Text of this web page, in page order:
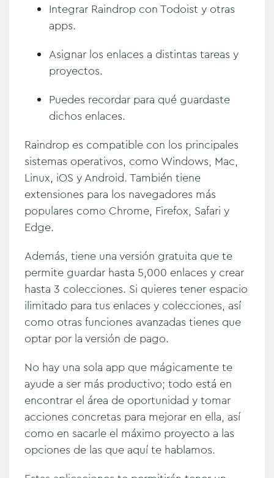
Integrar Raindrop con Todoist y otras
apps.
Asignar los enlaces a distintas tareas y
proyectos.
Puedes recordar para qué guardaste
dichos enlaces.
Raindrop es compatible con los principales
sistemas operativos, como Windows, Mac,
Linux, iOS y Android. También tiene
extensiones para los navegadores más
populares como Chrome, Firefox, Safari y
Edge.
Además, tiene una versión gratuita que te
permite guardar hasta 5,000 enlaces y crear
hasta 3 colecciones. Si quieres tener espacio
ilimitado para tus enlaces y colecciones, así
como otras funciones avanzadas tienes que
optar por la versión de pago.
No hay una sola app que mágicamente te
ayude a ser más productivo; todo está en
encontrar el área de oportunidad y tomar
acciones concretas para mejorar en ella, así
como en sacarle el máximo proyecto a las
opciones de las que aquí te hablamos.